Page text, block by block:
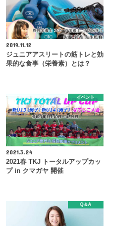
2019.11.12
ジュニアアスリートの筋トレと効
果的な食事（栄養素）とは？
イベント
2021.3.24
2021春 TKJ トータルアップカッ
プ in クマガヤ 開催
Q＆A